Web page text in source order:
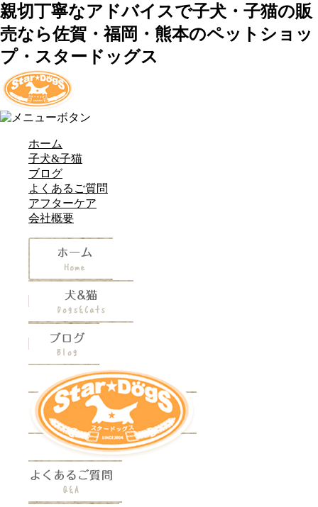
親切丁寧なアドバイスで子犬・子猫の販
売なら佐賀・福岡・熊本のペットショッ
プ・スタードッグス
ホーム
子犬&子猫
ブログ
よくあるご質問
アフターケア
会社概要